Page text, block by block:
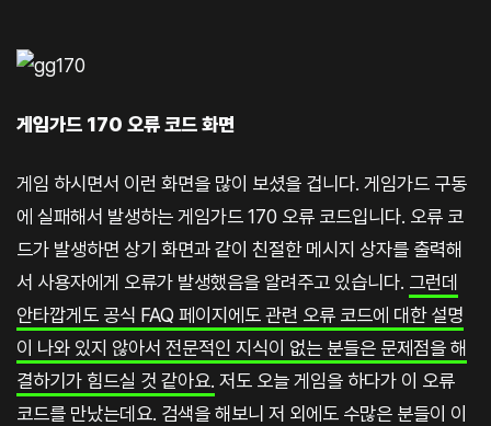
게임가드 170 오류 코드 화면
게임 하시면서 이런 화면을 많이 보셨을 겁니다. 게임가드 구동
에 실패해서 발생하는 게임가드 170 오류 코드입니다. 오류 코
드가 발생하면 상기 화면과 같이 친절한 메시지 상자를 출력해
서 사용자에게 오류가 발생했음을 알려주고 있습니다. 그런데
안타깝게도 공식 FAQ 페이지에도 관련 오류 코드에 대한 설명
이 나와 있지 않아서 전문적인 지식이 없는 분들은 문제점을 해
결하기가 힘드실 것 같아요. 저도 오늘 게임을 하다가 이 오류
코드를 만났는데요. 검색을 해보니 저 외에도 수많은 분들이 이